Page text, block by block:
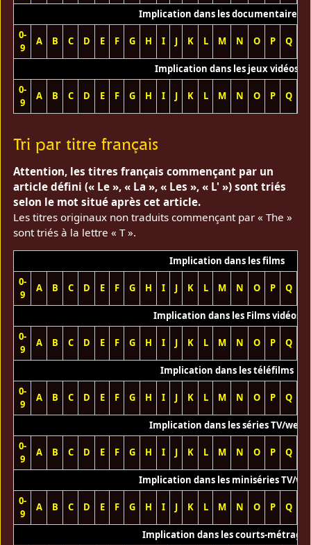
Implication dans les documentaires
0-
9
A B C D E F G H I J K L M N O P Q
Implication dans les jeux vidéos
0-
9
A B C D E F G H I J K L M N O P Q
Tri par titre français
Attention, les titres français commençant par un
article défini (« Le », « La », « Les », « L' ») sont triés
selon le mot situé après cet article.
Les titres originaux non traduits commençant par « The »
sont triés à la lettre « T ».
Implication dans les films
0-
9
A B C D E F G H I J K L M N O P Q
Implication dans les Films vidéos
0-
9
A B C D E F G H I J K L M N O P Q
Implication dans les téléfilms
0-
9
A B C D E F G H I J K L M N O P Q
Implication dans les séries TV/web
0-
9
A B C D E F G H I J K L M N O P Q
Implication dans les miniséries TV/
0-
9
A B C D E F G H I J K L M N O P Q
Implication dans les courts-métrages